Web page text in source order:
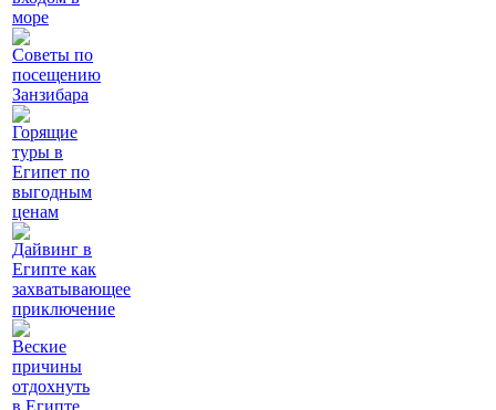
море
Советы по
посещению
Занзибара
Горящие
туры в
Египет по
выгодным
ценам
Дайвинг в
Египте как
захватывающее
приключение
Веские
причины
отдохнуть